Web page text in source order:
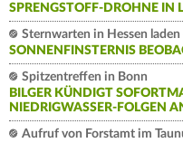
SPRENGSTOFF-DROHNE IN
Sternwarten in Hessen laden
SONNENFINSTERNIS
Spitzentreffen in Bonn
BILGER KÜNDIGT
IEDRIGWASSER-FOLGEN AN
Aufruf von Forstamt im